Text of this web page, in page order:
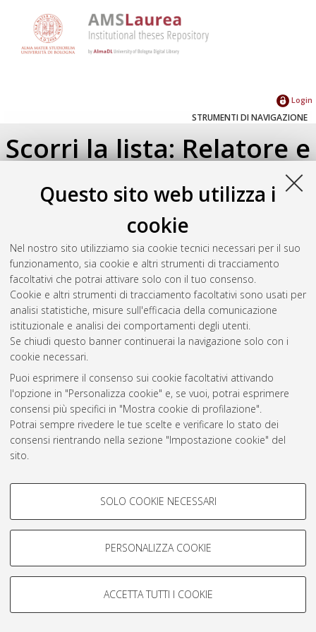
Questo sito web utilizza i
cookie
Nel nostro sito utilizziamo sia cookie tecnici necessari per il suo
funzionamento, sia cookie e altri strumenti di tracciamento
facoltativi che potrai attivare solo con il tuo consenso.
Cookie e altri strumenti di tracciamento facoltativi sono usati per
analisi statistiche, misure sull'efficacia della comunicazione
istituzionale e analisi dei comportamenti degli utenti.
Se chiudi questo banner continuerai la navigazione solo con i
cookie necessari.
Puoi esprimere il consenso sui cookie facoltativi attivando
l'opzione in "Personalizza cookie" e, se vuoi, potrai esprimere
consensi più specifici in "Mostra cookie di profilazione".
Potrai sempre rivedere le tue scelte e verificare lo stato dei
consensi rientrando nella sezione "Impostazione cookie" del
sito.
COOKIE DI PROFILAZIONE -
Si tratta di cookie utilizzati per analizzare le caratteristiche della
navigazione degli utenti, creare profili in base al loro comportamento
Mostra cookie di profilazione
COOKIE TECNICI - NECESSARI
SOLO COOKIE NECESSARI
PERSONALIZZA COOKIE
ACCETTA TUTTI I COOKIE
Login
STRUMENTI DI NAVIGAZIONE
Scorri la lista: Relatore e
Correlatore
Seleziona un valore dall'elenco sottostante.
2021(1)
Atom
Rss 1.0
Rss 2.0
AMS Laurea
Servizio implementato e gestito da AlmaDL
Impostazioni Cookie
© ALMA MATER STUDIORUM - Università di Bologna, 2007-2026.